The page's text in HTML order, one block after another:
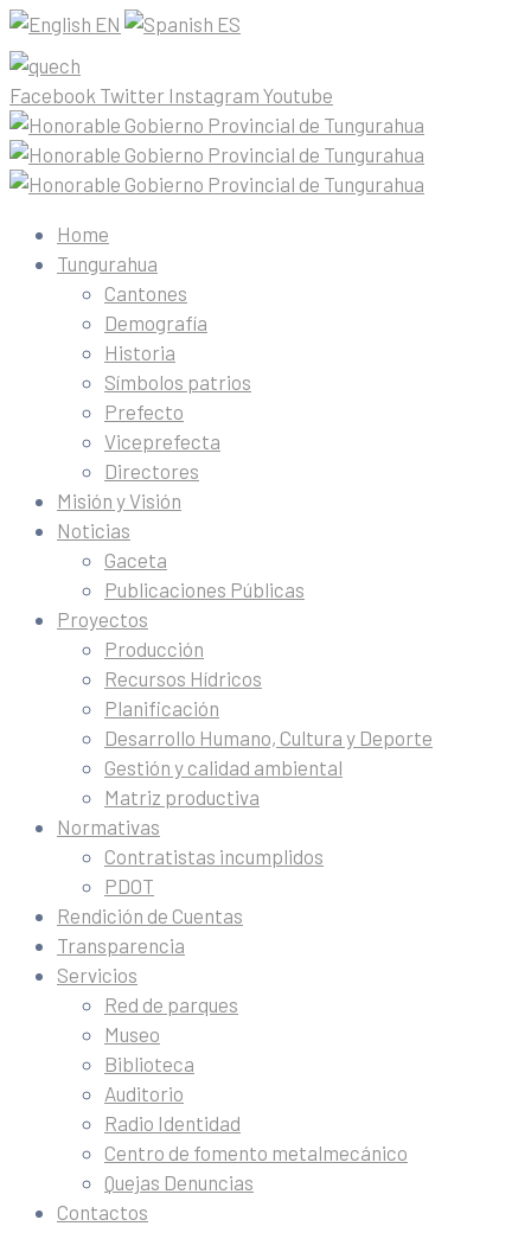
EN ES
Facebook Twitter Instagram Youtube
Home
Tungurahua
Cantones
Demografía
Historia
Símbolos patrios
Prefecto
Viceprefecta
Directores
Misión y Visión
Noticias
Gaceta
Publicaciones Públicas
Proyectos
Producción
Recursos Hídricos
Planificación
Desarrollo Humano, Cultura y Deporte
Gestión y calidad ambiental
Matriz productiva
Normativas
Contratistas incumplidos
PDOT
Rendición de Cuentas
Transparencia
Servicios
Red de parques
Museo
Biblioteca
Auditorio
Radio Identidad
Centro de fomento metalmecánico
Quejas Denuncias
Contactos